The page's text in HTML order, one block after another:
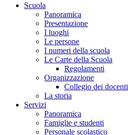
Scuola
Panoramica
Presentazione
I luoghi
Le persone
I numeri della scuola
Le Carte della Scuola
Regolamenti
Organizzazione
Collegio dei docenti
La storia
Servizi
Panoramica
Famiglie e studenti
Personale scolastico